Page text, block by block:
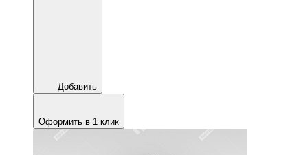
Добавить
Оформить в 1 клик